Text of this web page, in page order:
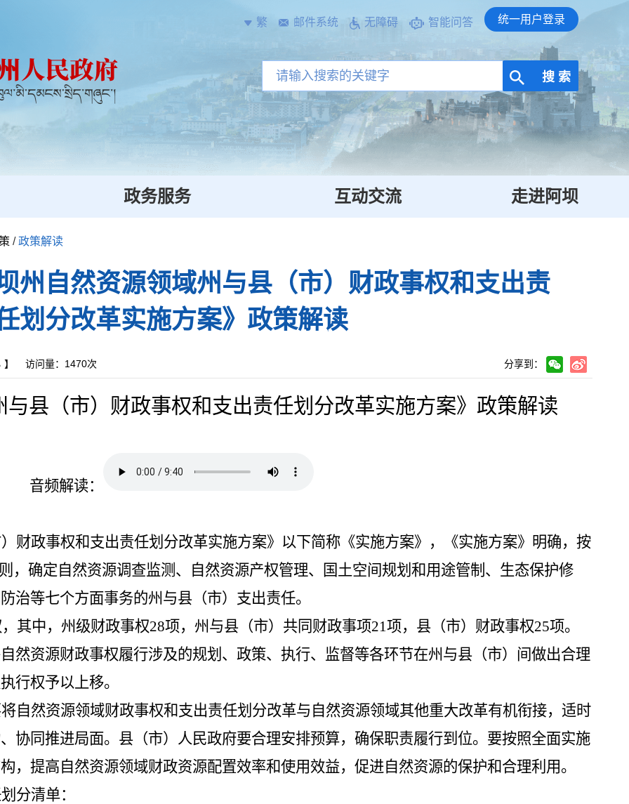
繁 邮件系统 无障碍 智能问答 统一用户登录
搜 索
政务服务 互动交流 走进阿坝
/政策解读
州自然资源领域州与县（市）财政事权和支出责
划分改革实施方案》政策解读
】 访问量： 1470次 分享到：
县（市）财政事权和支出责任划分改革实施方案》政策解读
音频解读：
财政事权和支出责任划分改革实施方案》以下简称《实施方案》 ，《实施方案》明确，按
，确定自然资源调查监测、自然资源产权管理、国土空间规划和用途管制、生态保护修
治等七个方面事务的州与县（市）支出责任。
其中，州级财政事权28项，州与县（市）共同财政事项21项，县（市）财政事权25项。
然资源财政事权履行涉及的规划、政策、执行、监督等各环节在州与县（市）间做出合理
行权予以上移。
自然资源领域财政事权和支出责任划分改革与自然资源领域其他重大改革有机衔接，适时
协同推进局面。县（市）人民政府要合理安排预算，确保职责履行到位。要按照全面实施
，提高自然资源领域财政资源配置效率和使用效益，促进自然资源的保护和合理利用。
分清单：